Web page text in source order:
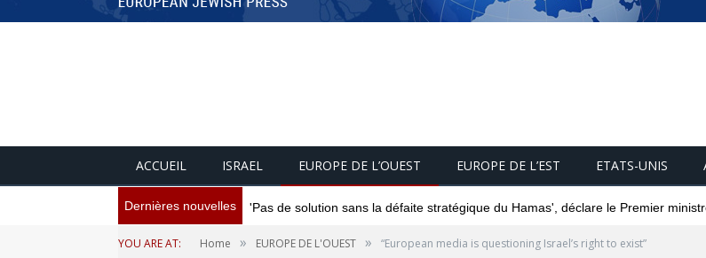
ACCUEIL ISRAEL EUROPE DE L’OUEST EUROPE DE L’EST ETATS-UNIS
Dernières nouvelles 'Pas de solution sans la défaite stratégique du Hamas', déclare le Premier
YOU ARE AT: Home » EUROPE DE L'OUEST » “European media is questioning Israel’s right to exist”